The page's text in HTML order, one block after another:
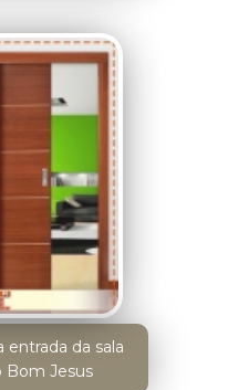
entrada da sala
Bom Jesus